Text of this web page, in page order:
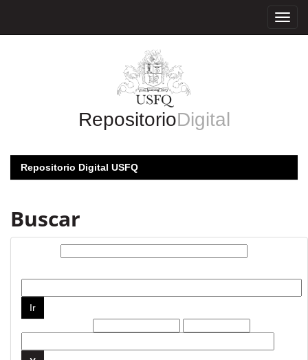
RepositorioDigital
Repositorio Digital USFQ
Buscar